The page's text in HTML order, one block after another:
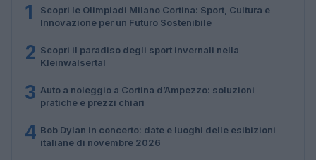
1
Scopri le Olimpiadi Milano Cortina: Sport, Cultura e
Innovazione per un Futuro Sostenibile
2 Scopri il paradiso degli sport invernali nella
Kleinwalsertal
3 Auto a noleggio a Cortina d’Ampezzo: soluzioni
pratiche e prezzi chiari
4 Bob Dylan in concerto: date e luoghi delle esibizioni
italiane di novembre 2026